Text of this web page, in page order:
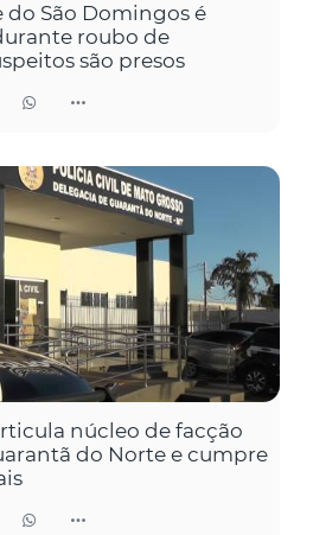
do São Domingos é
roubo de
são presos
núcleo de facção
do Norte e cumpre